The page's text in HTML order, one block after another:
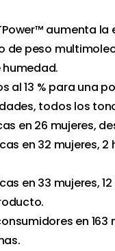
aumenta la
de peso
al 13 % para una
todos los
en 26 mujeres,
en 32 mujeres,
en 33 mujeres,
en